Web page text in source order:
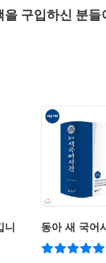
을 구입하신 분
니
동아 새 국어